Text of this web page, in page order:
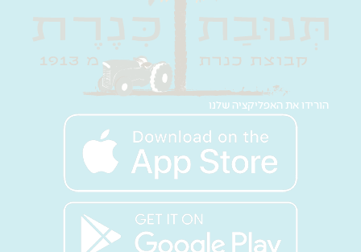
הורידו את האפליקציה שלנו